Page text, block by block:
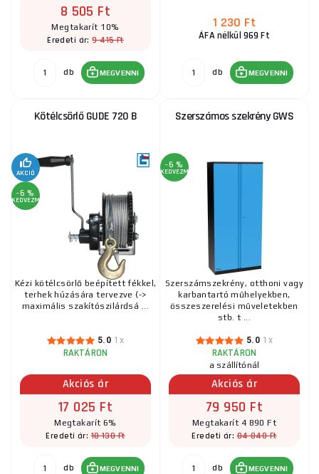
8 505 Ft
Megtakarít 10%
Eredeti ár:9 415 Ft
db MEGVENNI
1 230 Ft
ÁFA nélkül 969 Ft
db MEGVENNI
Kötélcsörlő GUDE 720 B
AKCIÓ
-6 %
KEDVEZMÉNY
Kézi kötélcsörlő beépített fékkel,
terhek húzására tervezve (->
maximális szakítószilárdsá ...
5.0 1x
RAKTÁRON
Akciós ár
17 025 Ft
Megtakarít 6%
Eredeti ár:18 130 Ft
db MEGVENNI
Szerszámos szekrény GWS
-6 %
KEDVEZMÉNY
Szerszámszekrény, otthoni vagy
karbantartó műhelyekben,
összeszerelési műveletekben
stb. t ...
5.0 1x
RAKTÁRON
a szállítónál
Akciós ár
79 950 Ft
Megtakarít 4 890 Ft
Eredeti ár:84 840 Ft
db MEGVENNI